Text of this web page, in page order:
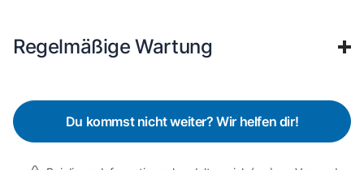
Regelmäßige Wartung
Du kommst nicht weiter? Wir helfen dir!